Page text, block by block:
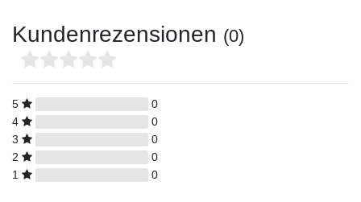
Kundenrezensionen (0)
5
0
4
0
3
0
2
0
1
0